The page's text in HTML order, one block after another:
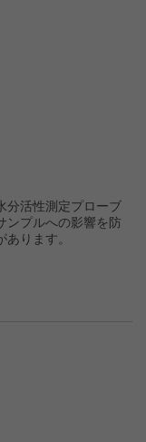
分活性測定プローブ
ンプルへの影響を防
ります。